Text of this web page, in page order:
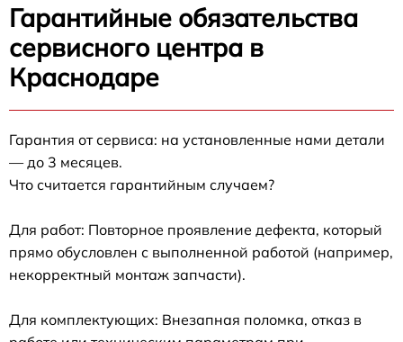
Гарантийные обязательства
сервисного центра в
Краснодаре
Гарантия от сервиса: на установленные нами детали
— до 3 месяцев.
Что считается гарантийным случаем?
Для работ: Повторное проявление дефекта, который
прямо обусловлен с выполненной работой (например,
некорректный монтаж запчасти).
Для комплектующих: Внезапная поломка, отказ в